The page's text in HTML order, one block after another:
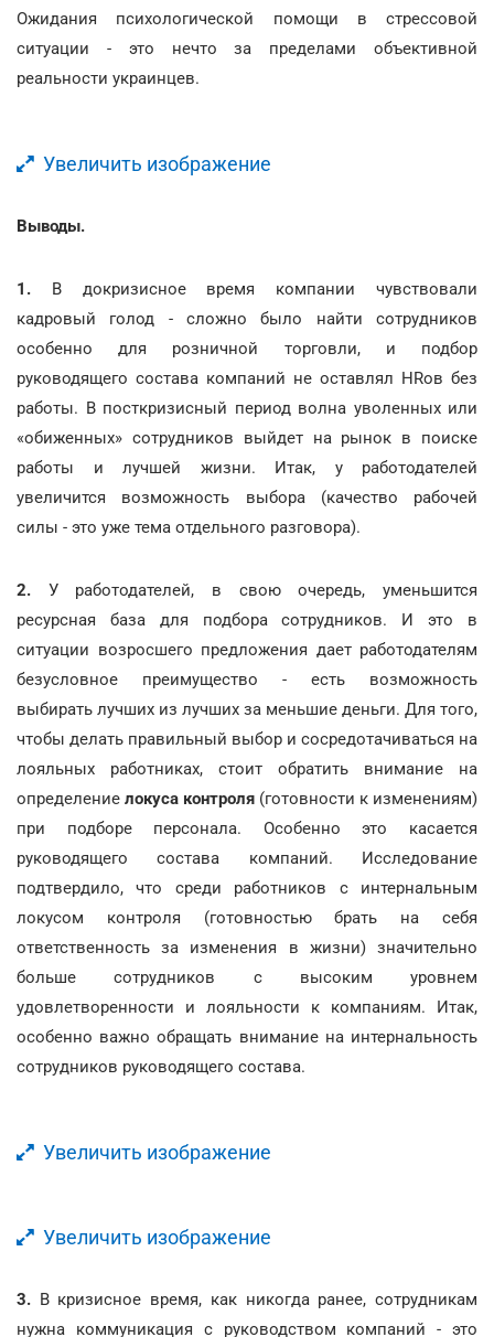
Ожидания психологической помощи в стрессовой
ситуации - это нечто за пределами объективной
реальности украинцев.
Увеличить изображение
Выводы.
1. В докризисное время компании чувствовали
кадровый голод - сложно было найти сотрудников
особенно для розничной торговли, и подбор
руководящего состава компаний не оставлял HRов без
работы. В посткризисный период волна уволенных или
«обиженных» сотрудников выйдет на рынок в поиске
работы и лучшей жизни. Итак, у работодателей
увеличится возможность выбора (качество рабочей
силы - это уже тема отдельного разговора).
2. У работодателей, в свою очередь, уменьшится
ресурсная база для подбора сотрудников. И это в
ситуации возросшего предложения дает работодателям
безусловное преимущество - есть возможность
выбирать лучших из лучших за меньшие деньги. Для того,
чтобы делать правильный выбор и сосредотачиваться на
лояльных работниках, стоит обратить внимание на
определение локуса контроля (готовности к изменениям)
при подборе персонала. Особенно это касается
руководящего состава компаний. Исследование
подтвердило, что среди работников с интернальным
локусом контроля (готовностью брать на себя
ответственность за изменения в жизни) значительно
больше сотрудников с высоким уровнем
удовлетворенности и лояльности к компаниям. Итак,
особенно важно обращать внимание на интернальность
сотрудников руководящего состава.
Увеличить изображение
Увеличить изображение
3. В кризисное время, как никогда ранее, сотрудникам
нужна коммуникация с руководством компаний - это